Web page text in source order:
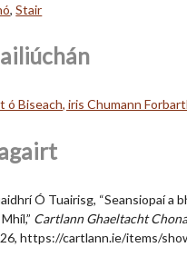
,Stair
ó Biseach, iris Chumann
Ó Tuairisg, “Seansiopaí a
Cartlann Ghaeltacht
https://cartlann.ie/items/